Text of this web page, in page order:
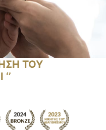
ΤΟΥ